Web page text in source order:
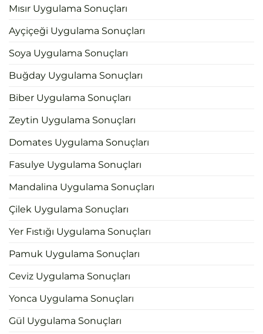
Mısır Uygulama Sonuçları
Ayçiçeği Uygulama Sonuçları
Soya Uygulama Sonuçları
Buğday Uygulama Sonuçları
Biber Uygulama Sonuçları
Zeytin Uygulama Sonuçları
Domates Uygulama Sonuçları
Fasulye Uygulama Sonuçları
Mandalina Uygulama Sonuçları
Çilek Uygulama Sonuçları
Yer Fıstığı Uygulama Sonuçları
Pamuk Uygulama Sonuçları
Ceviz Uygulama Sonuçları
Yonca Uygulama Sonuçları
Gül Uygulama Sonuçları